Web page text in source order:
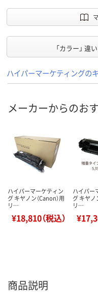
「カラー」 違
ハイパーマーケティングの
メーカーからのお
ハイパーマーケティン
グ キヤノン（Canon）用
リ…
¥18,810（税込）
ハイパー
グ キヤノ
リ…
商品説明